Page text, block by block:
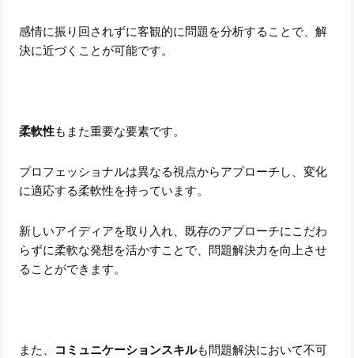
感情に振り回されずに客観的に問題を分析することで、解
決に近づくことが可能です。
柔軟性もまた重要な要素です。
プロフェッショナルは異なる視点からアプローチし、変化
に適応する柔軟性を持っています。
新しいアイディアを取り入れ、既存のアプローチにこだわ
らずに柔軟な発想を活かすことで、問題解決力を向上させ
ることができます。
また、 コミュニケーションスキルも問題解決において不可